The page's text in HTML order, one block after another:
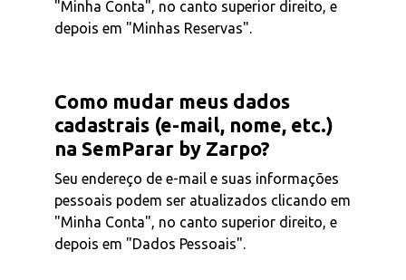
"Minha Conta", no canto superior direito, e
depois em "Minhas Reservas".
Como mudar meus dados
cadastrais (e-mail, nome, etc.)
na SemParar by Zarpo?
Seu endereço de e-mail e suas informações
pessoais podem ser atualizados clicando em
"Minha Conta", no canto superior direito, e
depois em "Dados Pessoais".